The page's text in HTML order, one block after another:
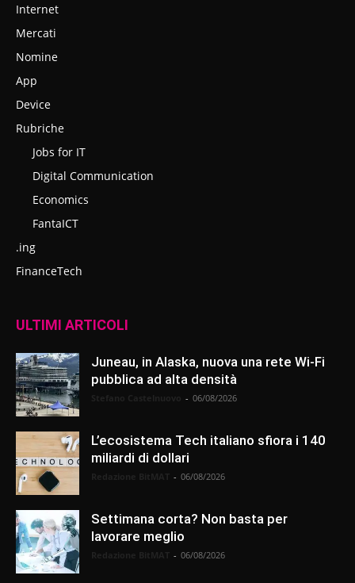
Internet
Mercati
Nomine
App
Device
Rubriche
Jobs for IT
Digital Communication
Economics
FantaICT
.ing
FinanceTech
ULTIMI ARTICOLI
Juneau, in Alaska, nuova una rete Wi-Fi
pubblica ad alta densità
- 06/08/2026
L’ecosistema Tech italiano sfiora i 140
miliardi di dollari
- 06/08/2026
Settimana corta? Non basta per
lavorare meglio
- 06/08/2026